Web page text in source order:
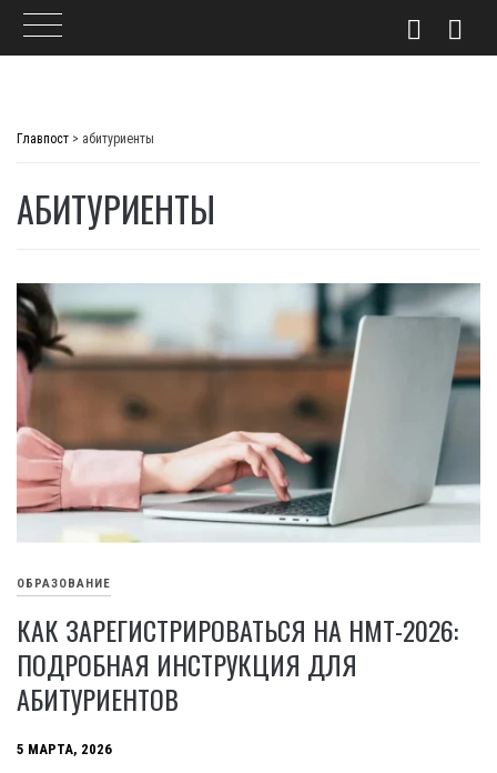
Главпост > абитуриенты
АБИТУРИЕНТЫ
ОБРАЗОВАНИЕ
КАК ЗАРЕГИСТРИРОВАТЬСЯ НА НМТ-2026:
ПОДРОБНАЯ ИНСТРУКЦИЯ ДЛЯ
АБИТУРИЕНТОВ
5 МАРТА, 2026